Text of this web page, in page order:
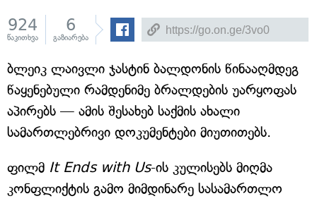
924
წაკითხვა
6
გაზიარება
ბლეიკ ლაივლი ჯასტინ ბალდონის წინააღმდეგ
წაყენებული რამდენიმე ბრალდების უარყოფას
აპირებს — ამის შესახებ საქმის ახალი
სამართლებრივი დოკუმენტები მიუთითებს.
ფილმ It Ends with Us-ის კულისებს მიღმა
კონფლიქტის გამო მიმდინარე სასამართლო